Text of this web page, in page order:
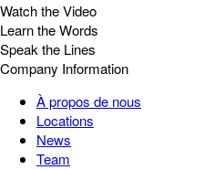
Watch the Video
Learn the Words
Speak the Lines
Company Information
À propos de nous
Locations
News
Team